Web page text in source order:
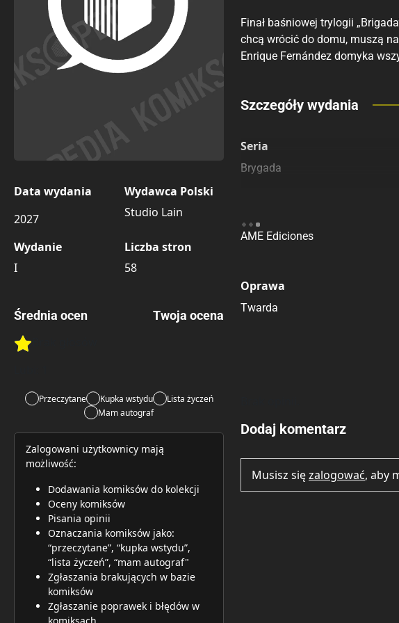
Data wydania
2027
Wydawca Polski
Studio Lain
Wydanie
I
Liczba stron
58
Średnia ocen
Rate this item:
Twoja ocena
Przeczytane Kupka wstydu
Lista życzeń
Mam autograf
Zalogowani użytkownicy mają
możliwość:
Dodawania komiksów do kolekcji
Oceny komiksów
Pisania opinii
Oznaczania komiksów jako:
“przeczytane”, “kupka wstydu”,
“lista życzeń”, “mam autograf"
Zgłaszania brakujących w bazie
komiksów
Zgłaszanie poprawek i błędów w
Finał baśniowej trylogii
chcą wrócić do domu, muszą
Enrique Fernández domyka
Porównaj ceny
Szczegóły wydania
Seria
Brygada
AME Ediciones
Oprawa
Twarda
Dodaj komentarz
Musisz sięzalogować, aby